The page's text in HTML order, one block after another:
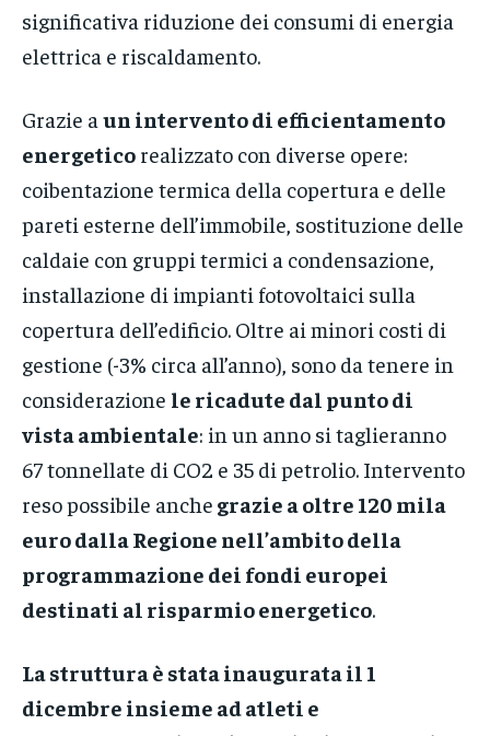
significativa riduzione dei consumi di energia
elettrica e riscaldamento.
Grazie a un intervento di efficientamento
energetico realizzato con diverse opere:
coibentazione termica della copertura e delle
pareti esterne dell’immobile, sostituzione delle
caldaie con gruppi termici a condensazione,
installazione di impianti fotovoltaici sulla
copertura dell’edificio. Oltre ai minori costi di
gestione (-3% circa all’anno), sono da tenere in
considerazione le ricadute dal punto di
vista ambientale: in un anno si taglieranno
67 tonnellate di CO2 e 35 di petrolio. Intervento
reso possibile anche grazie a oltre 120 mila
euro dalla Regione nell’ambito della
programmazione dei fondi europei
destinati al risparmio energetico.
La struttura è stata inaugurata il 1
dicembre insieme ad atleti e